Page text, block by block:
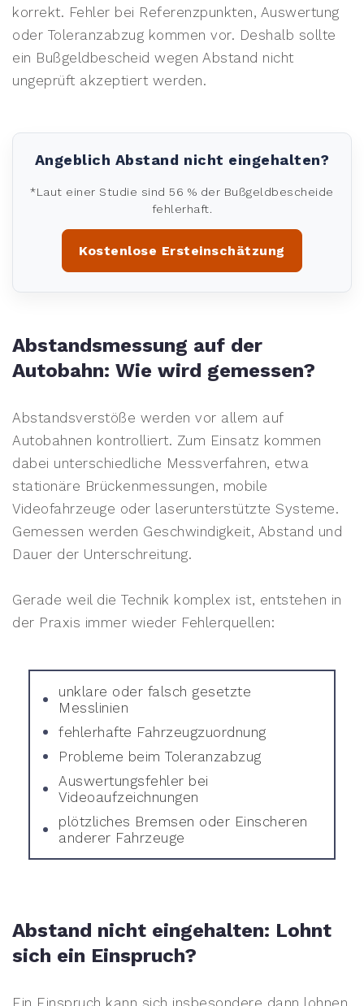
korrekt. Fehler bei Referenzpunkten, Auswertung
oder Toleranzabzug kommen vor. Deshalb sollte
ein Bußgeldbescheid wegen Abstand nicht
ungeprüft akzeptiert werden.
Angeblich Abstand nicht eingehalten?
*Laut einer Studie sind 56 % der Bußgeldbescheide
fehlerhaft.
Kostenlose Ersteinschätzung
Abstandsmessung auf der
Autobahn: Wie wird gemessen?
Abstandsverstöße werden vor allem auf
Autobahnen kontrolliert. Zum Einsatz kommen
dabei unterschiedliche Messverfahren, etwa
stationäre Brückenmessungen, mobile
Videofahrzeuge oder laserunterstützte Systeme.
Gemessen werden Geschwindigkeit, Abstand und
Dauer der Unterschreitung.
Gerade weil die Technik komplex ist, entstehen in
der Praxis immer wieder Fehlerquellen:
unklare oder falsch gesetzte
Messlinien
fehlerhafte Fahrzeugzuordnung
Probleme beim Toleranzabzug
Auswertungsfehler bei
Videoaufzeichnungen
plötzliches Bremsen oder Einscheren
anderer Fahrzeuge
Abstand nicht eingehalten: Lohnt
sich ein Einspruch?
Ein Einspruch kann sich insbesondere dann lohnen,